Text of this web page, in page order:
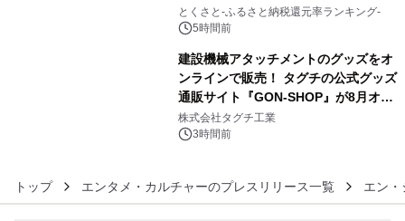
とくさと-ふるさと納税還元率ランキング-
5時間前
建設機械アタッチメントのグッズをオ
ンラインで販売！ タグチの公式グッズ
通販サイト『GON-SHOP』が8月オー
プン
株式会社タグチ工業
3時間前
トップ エンタメ・カルチャーのプレスリリース一覧 エン・